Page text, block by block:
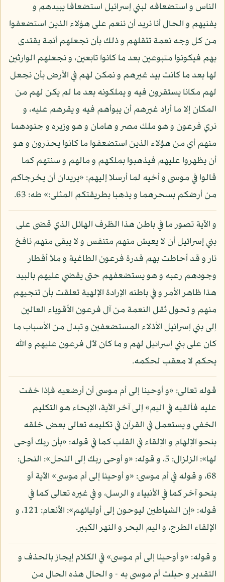
الناس و استضعافه لبني إسرائيل استضعافا يبيدهم و
يفنيهم و الحال أنا نريد أن ننعم على هؤلاء الذين استضعفوا
من كل وجه نعمة تثقلهم و ذلك بأن نجعلهم أئمة يقتدى
بهم فيكونوا متبوعين بعد ما كانوا تابعين، و نجعلهم الوارثين
لها بعد ما كانت بيد غيرهم و نمكن لهم في الأرض بأن نجعل
لهم مكانا يستقرون فيه و يملكونه بعد ما لم يكن لهم من
المكان إلا ما أراد غيرهم أن يبوأهم فيه و يقرهم عليه، و
نري فرعون و هو ملك مصر و هامان و هو وزيره و جنودهما
منهم أي من هؤلاء الذين استضعفوا ما كانوا يحذرون و هو
أن يظهروا عليهم فيذهبوا بملكهم و مالهم و سنتهم كما
قالوا في موسى و أخيه لما أرسلا إليهم: «يريدان أن يخرجاكم
من أرضكم بسحرهما و يذهبا بطريقتكم المثلى:» طه: 63.
و الآية تصور ما في باطن هذا الظرف الهائل الذي قضى على
بني إسرائيل أن لا يعيش منهم متنفس و لا يبقى منهم نافخ
نار و قد أحاطت بهم قدرة فرعون الطاغية و ملأ أقطار
وجودهم رعبه و هو يستضعفهم حتى يقضي عليهم بالبيد
هذا ظاهر الأمر و في باطنه الإرادة الإلهية تعلقت بأن تنجيهم
منهم و تحول ثقل النعمة من آل فرعون الأقوياء العالين
إلى بني إسرائيل الأذلاء المستضعفين و تبدل من الأسباب ما
كان على بني إسرائيل لهم و ما كان لآل فرعون عليهم و الله
يحكم لا معقب لحكمه.
قوله تعالى: «و أوحينا إلى أم موسى أن أرضعيه فإذا خفت
عليه فألقيه في اليم» إلى آخر الآية، الإيحاء هو التكليم
الخفي و يستعمل في القرآن في تكليمه تعالى بعض خلقه
بنحو الإلهام و الإلقاء في القلب كما في قوله: «بأن ربك أوحى
لها»: الزلزال: 5، و قوله: «و أوحى ربك إلى النحل»: النحل:
68، و قوله في أم موسى: «و أوحينا إلى أم موسى» الآية أو
بنحو آخر كما في الأنبياء و الرسل، و في غيره تعالى كما في
قوله: «إن الشياطين ليوحون إلى أوليائهم»: الأنعام: 121، و
الإلقاء الطرح، و اليم البحر و النهر الكبير.
و قوله: «و أوحينا إلى أم موسى» في الكلام إيجاز بالحذف و
التقدير و حبلت أم موسى به - و الحال هذه الحال من